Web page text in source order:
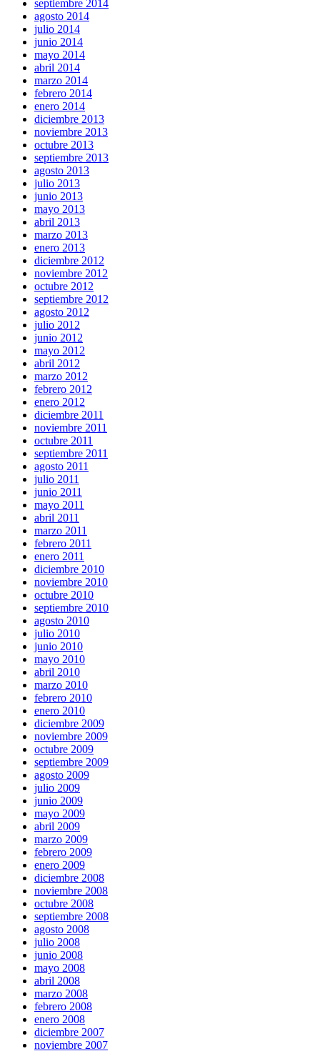
septiembre 2014
agosto 2014
julio 2014
junio 2014
mayo 2014
abril 2014
marzo 2014
febrero 2014
enero 2014
diciembre 2013
noviembre 2013
octubre 2013
septiembre 2013
agosto 2013
julio 2013
junio 2013
mayo 2013
abril 2013
marzo 2013
enero 2013
diciembre 2012
noviembre 2012
octubre 2012
septiembre 2012
agosto 2012
julio 2012
junio 2012
mayo 2012
abril 2012
marzo 2012
febrero 2012
enero 2012
diciembre 2011
noviembre 2011
octubre 2011
septiembre 2011
agosto 2011
julio 2011
junio 2011
mayo 2011
abril 2011
marzo 2011
febrero 2011
enero 2011
diciembre 2010
noviembre 2010
octubre 2010
septiembre 2010
agosto 2010
julio 2010
junio 2010
mayo 2010
abril 2010
marzo 2010
febrero 2010
enero 2010
diciembre 2009
noviembre 2009
octubre 2009
septiembre 2009
agosto 2009
julio 2009
junio 2009
mayo 2009
abril 2009
marzo 2009
febrero 2009
enero 2009
diciembre 2008
noviembre 2008
octubre 2008
septiembre 2008
agosto 2008
julio 2008
junio 2008
mayo 2008
abril 2008
marzo 2008
febrero 2008
enero 2008
diciembre 2007
noviembre 2007